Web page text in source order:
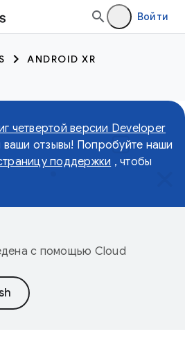
Войти
ANDROID XR
четвертой версии Developer
отзывы! Попробуйте наши
поддержки , чтобы
с помощью Cloud